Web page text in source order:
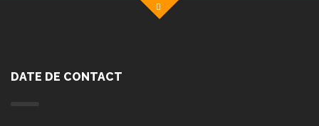
DATE DE CONTACT